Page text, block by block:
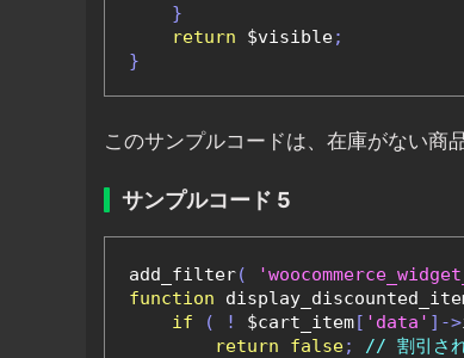
}
return $visible;
}
このサンプルコードは、在庫がない商
サンプルコード 5
add_filter(
function
if
( ! $cart_item[ 'data' ]->
return
false;
// 割引され